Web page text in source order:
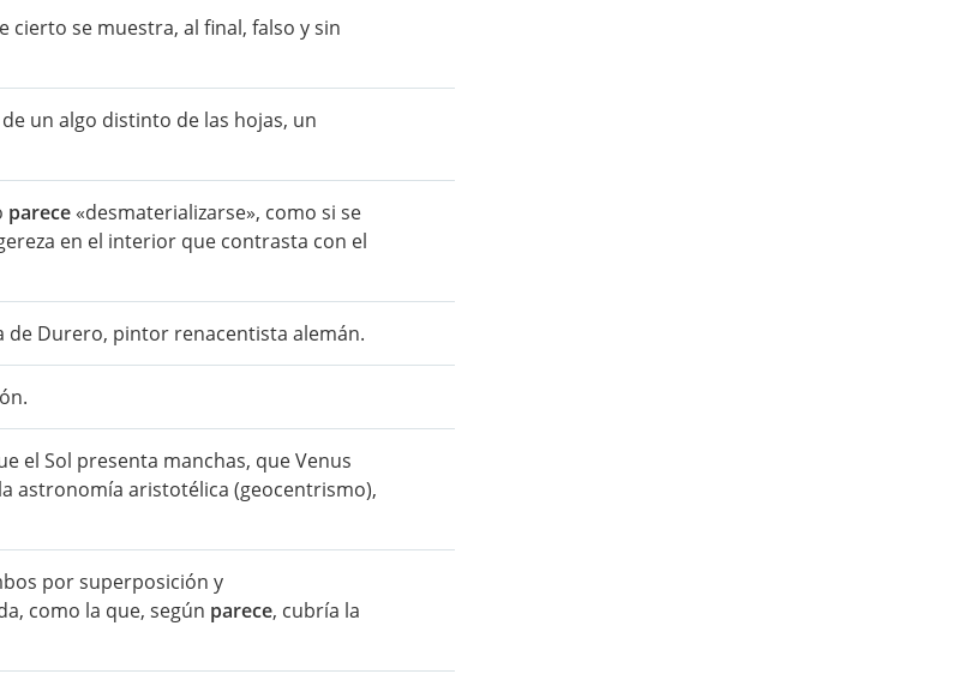
cierto se muestra, al final, falso y sin
un algo distinto de las hojas, un
parece «desmaterializarse», como si se
en el interior que contrasta con el
Durero, pintor renacentista alemán.
el Sol presenta manchas, que Venus
astronomía aristotélica (geocentrismo),
por superposición y
como la que, según parece, cubría la